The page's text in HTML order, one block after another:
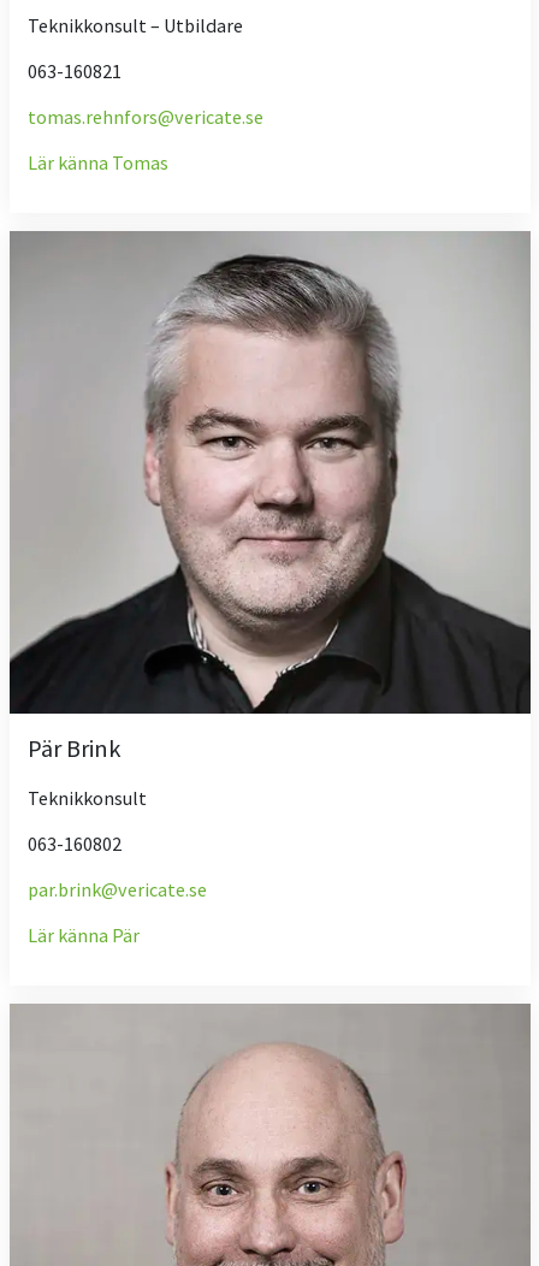
Teknikkonsult – Utbildare
063-160821
tomas.rehnfors@vericate.se
Lär känna Tomas
Pär Brink
Teknikkonsult
063-160802
par.brink@vericate.se
Lär känna Pär